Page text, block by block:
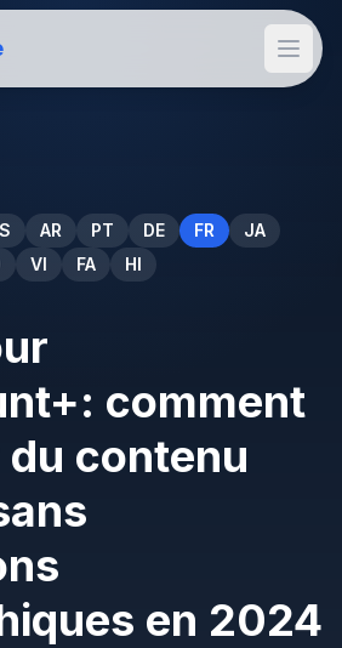
AR PT DE FR
JA
VI FA HI
comment
contenu
en 2024